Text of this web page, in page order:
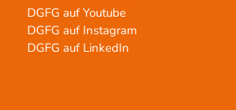
DGFG auf Youtube
DGFG auf Instagram
DGFG auf LinkedIn